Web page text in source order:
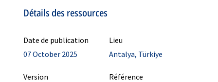
Détails des ressources
Date de publication
07 October 2025
Lieu
Antalya, Türkiye
Version
Référence